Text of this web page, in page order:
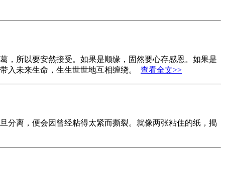
，所以要安然接受。如果是顺缘，固然要心存感恩。如果是
入未来生命，生生世世地互相缠绕。 查看全文>>
分离，便会因曾经粘得太紧而撕裂。就像两张粘住的纸，揭